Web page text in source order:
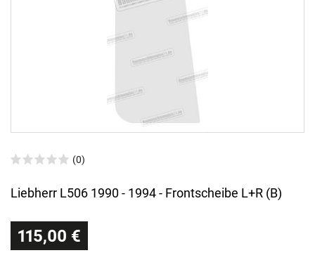
(0)
Liebherr L506 1990 - 1994 - Frontscheibe L+R (B)
115,00 €